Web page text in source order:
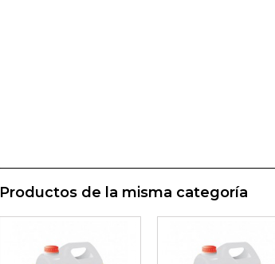
Productos de la misma categoría